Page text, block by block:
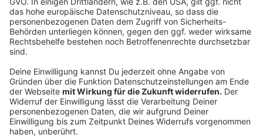
Anzeige
Instagram |Facebook|WhatsApp-Kanal
Anzeige